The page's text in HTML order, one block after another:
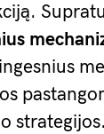
strategijos.